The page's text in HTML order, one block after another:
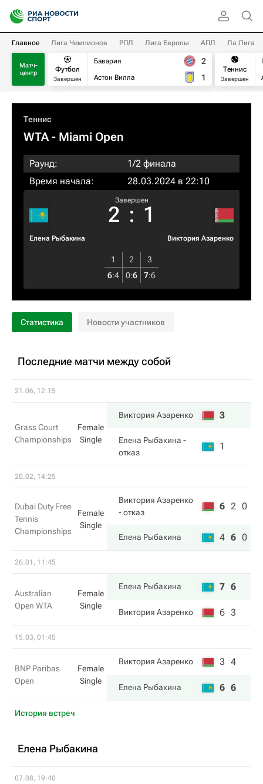
Главное Лига Чемпионов РПЛ Лига Европы АПЛ Ла Лига
Матч-
центр
Футбол
Завершен
Бавария
Астон Вилла
2
1
Теннис
Завершен
Теннис
WTA- Miami Open
Раунд:
1/2 финала
Время начала:
28.03.2024 в 22:10
Елена Рыбакина
Завершен
2 : 1
Виктория Азаренко
1 2
3
6:4 0:6 7:6
Статистика Новости участников
Последние матчи между собой
21.06, 12:15
Grass Court
Championships
Female
Single
Виктория Азаренко 3
Елена Рыбакина -
отказ
1
20.02, 14:25
Dubai Duty Free
Tennis
Championships
Female
Single
Виктория Азаренко
- отказ
6 2 0
Елена Рыбакина 4 6 0
26.01, 11:45
Australian
Open WTA
Female
Single
Елена Рыбакина 7 6
Виктория Азаренко 6 3
15.03, 01:45
BNP Paribas
Open
Female
Single
Виктория Азаренко 3 4
Елена Рыбакина 6 6
История встреч
Елена Рыбакина
07.08, 19:40